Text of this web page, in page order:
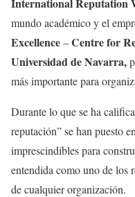
mundo académico y el
Excellence–Centre for
Universidad de Navarra,
más importante para
Durante lo que se ha
reputación” se han puesto
imprescindibles para
entendida como uno de los
de cualquier organización.